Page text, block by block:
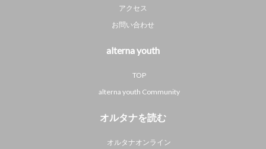
アクセス
お問い合わせ
alterna youth
TOP
alterna youth Community
オルタナを読む
オルタナオンライン